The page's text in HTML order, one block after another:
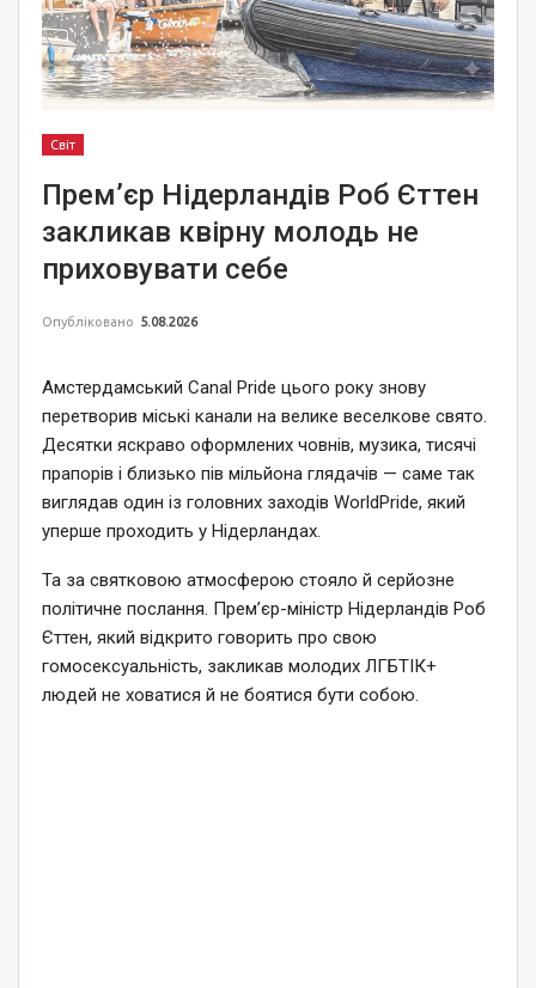
Світ
Прем’єр Нідерландів Роб Єттен
закликав квірну молодь не
приховувати себе
Опубліковано 5.08.2026
Амстердамський Canal Pride цього року знову
перетворив міські канали на велике веселкове свято.
Десятки яскраво оформлених човнів, музика, тисячі
прапорів і близько пів мільйона глядачів — саме так
виглядав один із головних заходів WorldPride, який
уперше проходить у Нідерландах.
Та за святковою атмосферою стояло й серйозне
політичне послання. Прем’єр-міністр Нідерландів Роб
Єттен, який відкрито говорить про свою
гомосексуальність, закликав молодих ЛГБТІК+
людей не ховатися й не боятися бути собою.